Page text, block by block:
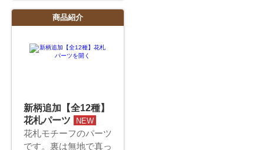
商品紹介
新柄追加【全12種】
花札パーツ
NEW
花札モチーフのパーツ
です。裏は無地で真っ